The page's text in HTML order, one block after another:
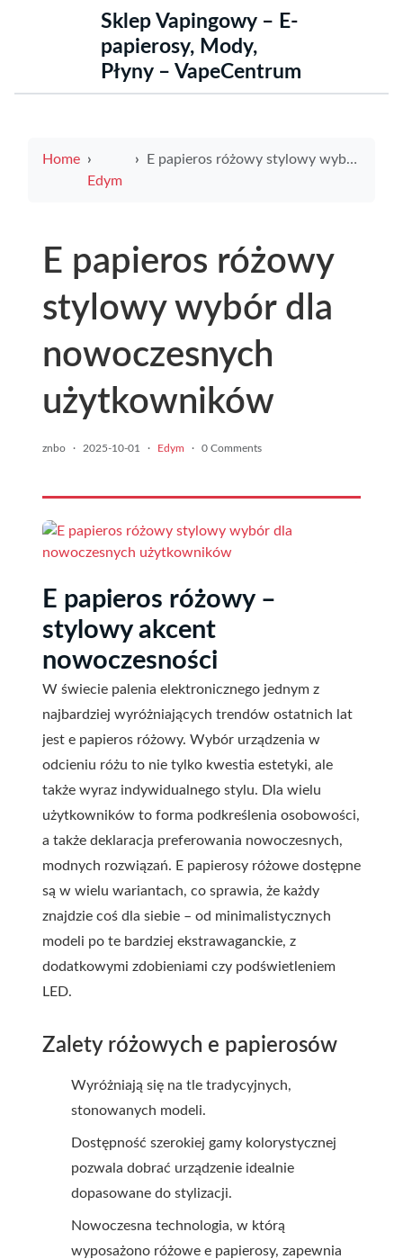
Sklep Vapingowy – E-
papierosy, Mody,
Płyny – VapeCentrum
Home
Edym
E papieros różowy stylowy wybór dla nowoczesnych użytkowników
E papieros różowy
stylowy wybór dla
nowoczesnych
użytkowników
znbo · 2025-10-01 · Edym · 0 Comments
E papieros różowy –
stylowy akcent
nowoczesności
W świecie palenia elektronicznego jednym z
najbardziej wyróżniających trendów ostatnich lat
jest e papieros różowy. Wybór urządzenia w
odcieniu różu to nie tylko kwestia estetyki, ale
także wyraz indywidualnego stylu. Dla wielu
użytkowników to forma podkreślenia osobowości,
a także deklaracja preferowania nowoczesnych,
modnych rozwiązań. E papierosy różowe dostępne
są w wielu wariantach, co sprawia, że każdy
znajdzie coś dla siebie – od minimalistycznych
modeli po te bardziej ekstrawaganckie, z
dodatkowymi zdobieniami czy podświetleniem
LED.
Zalety różowych e papierosów
Wyróżniają się na tle tradycyjnych,
stonowanych modeli.
Dostępność szerokiej gamy kolorystycznej
pozwala dobrać urządzenie idealnie
dopasowane do stylizacji.
Nowoczesna technologia, w którą
wyposażono różowe e papierosy, zapewnia